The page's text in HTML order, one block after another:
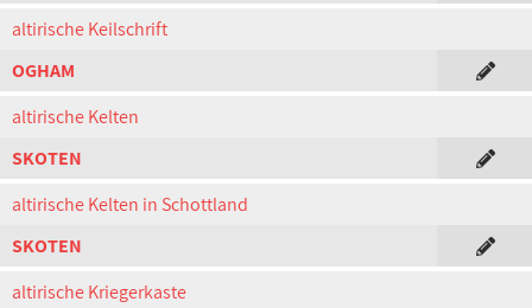
altirische Keilschrift
OGHAM
altirische Kelten
SKOTEN
altirische Kelten in Schottland
SKOTEN
altirische Kriegerkaste